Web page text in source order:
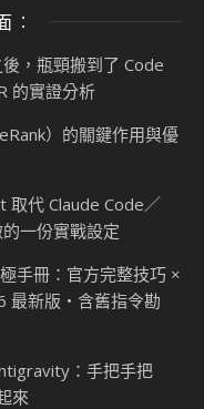
︰
，瓶頸搬到了 Code
的實證分析
）的關鍵作用與優
取代 Claude Code／
一份實戰設定
手冊：官方完整技巧 ×
最新版・含舊指令勘
：手把手把
來